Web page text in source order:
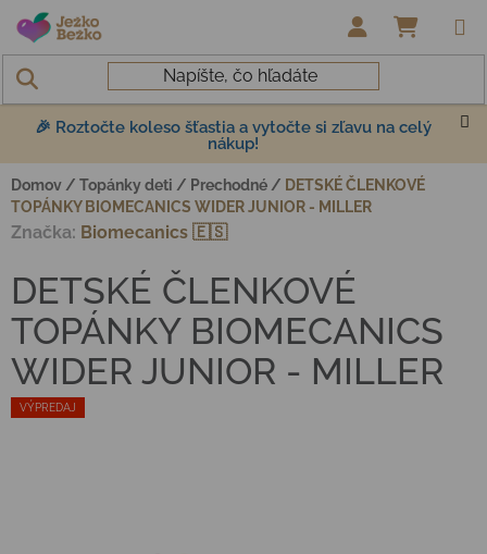
Prejsť na obsah
🎉 Roztočte koleso šťastia a vytočte si zľavu na celý
nákup!
Domov / Topánky deti / Prechodné / DETSKÉ ČLENKOVÉ
TOPÁNKY BIOMECANICS WIDER JUNIOR - MILLER
VÝPREDAJ
DETSKÉ ČLENKOVÉ
TOPÁNKY BIOMECANICS
WIDER JUNIOR - MILLER
Značka: Biomecanics 🇪🇸